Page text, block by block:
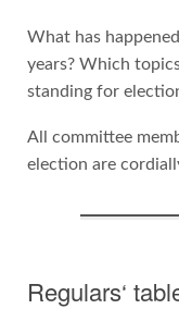
What has
years? Which
standing for
All committee
election are
Regulars‘